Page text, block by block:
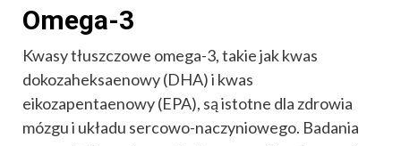
Omega-3
Kwasy tłuszczowe omega-3, takie jak kwas
dokozaheksaenowy (DHA) i kwas
eikozapentaenowy (EPA), są istotne dla zdrowia
mózgu i układu sercowo-naczyniowego. Badania